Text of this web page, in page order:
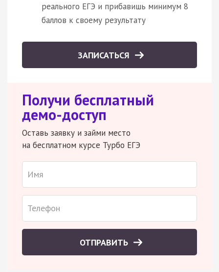
реального ЕГЭ и прибавишь минимум 8
баллов к своему результату
ЗАПИСАТЬСЯ
Получи бесплатный
демо-доступ
Оставь заявку и займи место
на бесплатном курсе Турбо ЕГЭ
ОТПРАВИТЬ